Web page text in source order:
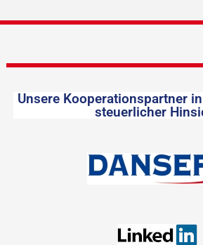
Unsere Kooperationspartner
steuerlicher